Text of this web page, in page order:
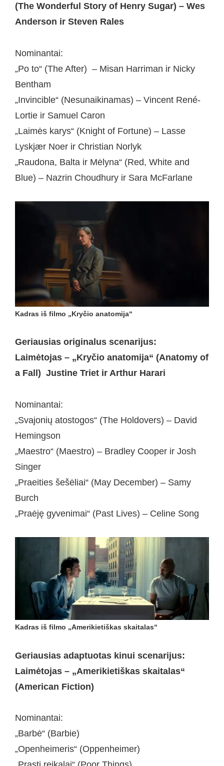
(The Wonderful Story of Henry Sugar) – Wes
Anderson ir Steven Rales
Nominantai:
„Po to“ (The After) – Misan Harriman ir Nicky
Bentham
„Invincible“ (Nesunaikinamas) – Vincent René-
Lortie ir Samuel Caron
„Laimės karys“ (Knight of Fortune) – Lasse
Lyskjær Noer ir Christian Norlyk
„Raudona, Balta ir Mėlyna“ (Red, White and
Blue) – Nazrin Choudhury ir Sara McFarlane
Kadras iš filmo „Kryčio anatomija“
Geriausias originalus scenarijus:
Laimėtojas – „Kryčio anatomija“ (Anatomy of
a Fall) Justine Triet ir Arthur Harari
Nominantai:
„Svajonių atostogos“ (The Holdovers) – David
Hemingson
„Maestro“ (Maestro) – Bradley Cooper ir Josh
Singer
„Praeities šešėliai“ (May December) – Samy
Burch
„Praėję gyvenimai“ (Past Lives) – Celine Song
Kadras iš filmo „Amerikietiškas skaitalas“
Geriausias adaptuotas kinui scenarijus:
Laimėtojas – „Amerikietiškas skaitalas“
(American Fiction)
Nominantai:
„Barbė“ (Barbie)
„Openheimeris“ (Oppenheimer)